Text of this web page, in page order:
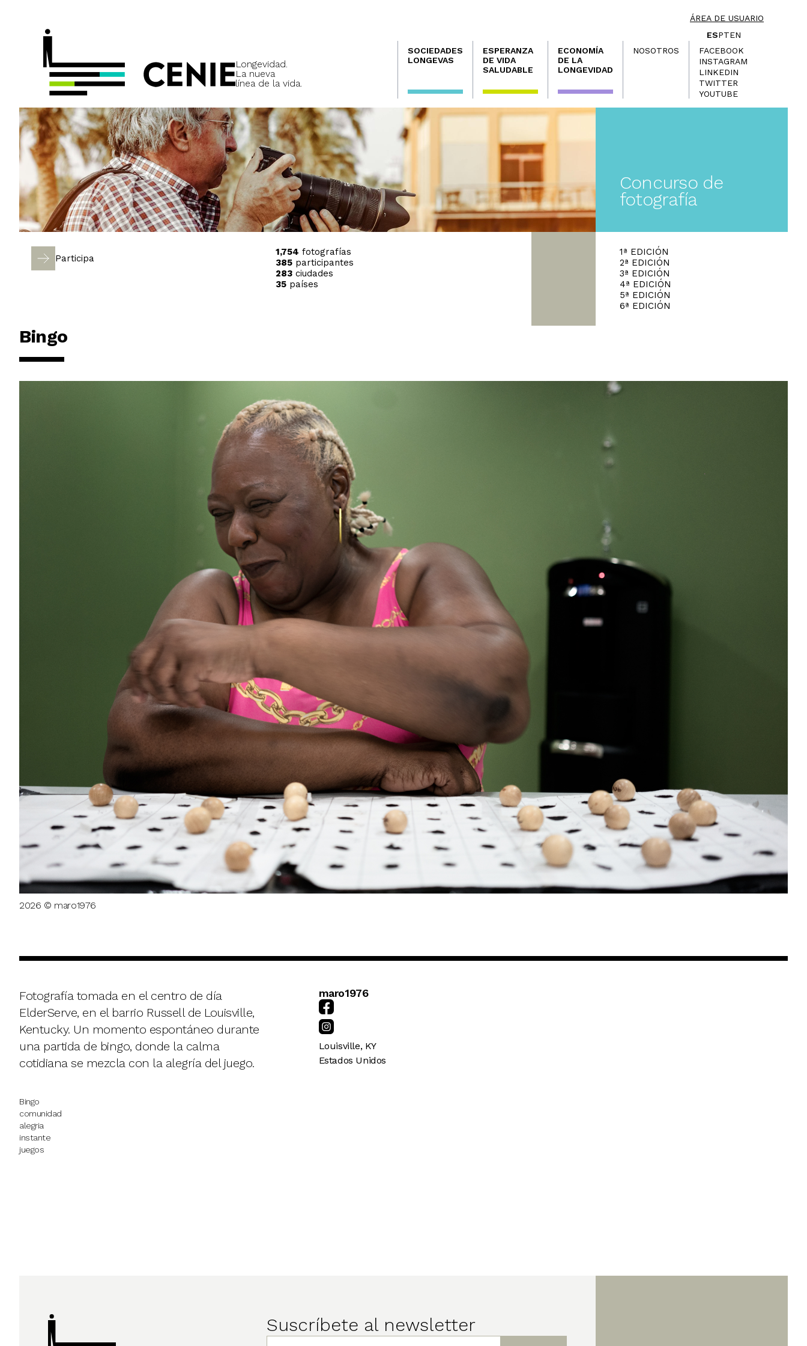
ÁREA DE USUARIO
Longevidad.
La nueva
línea de la vida.
ESPTEN
Navegación
principal
SOCIEDADES
LONGEVAS
ESPERANZA
DE VIDA
SALUDABLE
ECONOMÍA
DE LA
LONGEVIDAD
NOSOTROS
FACEBOOK
INSTAGRAM
LINKEDIN
TWITTER
YOUTUBE
Concurso de
fotografía
Participa
1,754 fotografías
385participantes
283ciudades
35países
1ª EDICIÓN
2ª EDICIÓN
3ª EDICIÓN
4ª EDICIÓN
5ª EDICIÓN
6ª EDICIÓN
Bingo
2026 © maro1976
Fotografía tomada en el centro de día
ElderServe, en el barrio Russell de Louisville,
Kentucky. Un momento espontáneo durante
una partida de bingo, donde la calma
cotidiana se mezcla con la alegría del juego.
Bingo
comunidad
alegria
instante
juegos
maro1976
Louisville, KY
Estados Unidos
Suscríbete al newsletter